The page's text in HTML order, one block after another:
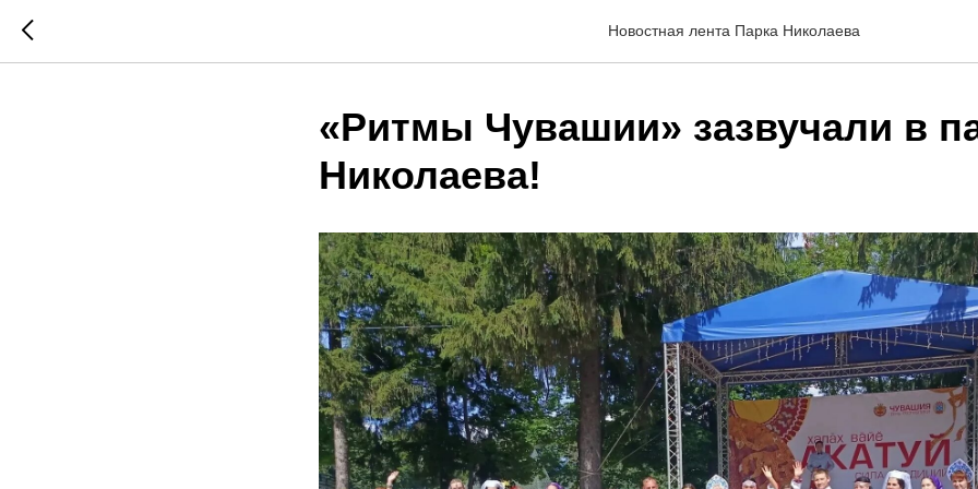
Новостная лента Парка Николаева
«Ритмы Чувашии» зазвучали в
Николаева!